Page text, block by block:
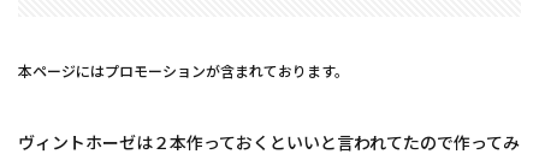
本ページにはプロモーションが含まれております。
ヴィントホーゼは２本作っておくといいと言われてたので作ってみ